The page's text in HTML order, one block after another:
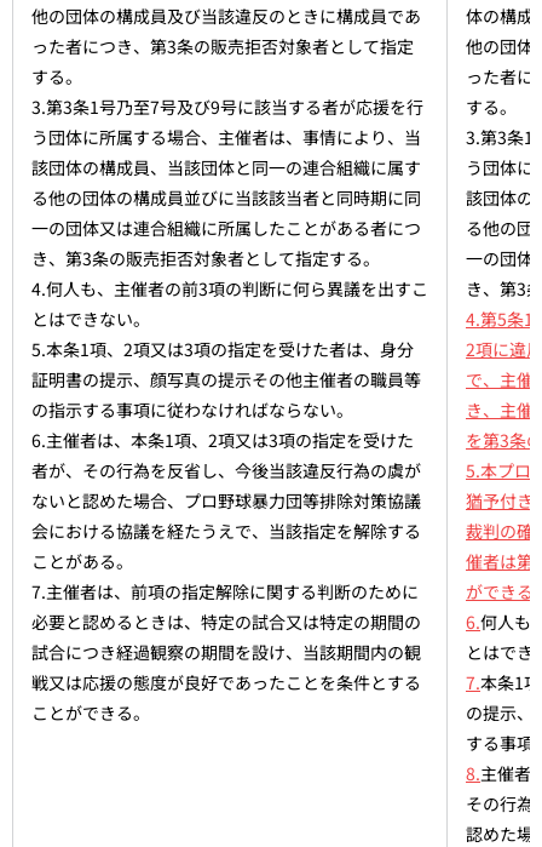
他の団体の構成員及び当該違反のときに構成員であ
った者につき、第3条の販売拒否対象者として指定
する。
3.第3条1号乃至7号及び9号に該当する者が応援を行
う団体に所属する場合、主催者は、事情により、当
該団体の構成員、当該団体と同一の連合組織に属す
る他の団体の構成員並びに当該該当者と同時期に同
一の団体又は連合組織に所属したことがある者につ
き、第3条の販売拒否対象者として指定する。
4.何人も、主催者の前3項の判断に何ら異議を出すこ
とはできない。
5.本条1項、2項又は3項の指定を受けた者は、身分
証明書の提示、顔写真の提示その他主催者の職員等
の指示する事項に従わなければならない。
6.主催者は、本条1項、2項又は3項の指定を受けた
者が、その行為を反省し、今後当該違反行為の虞が
ないと認めた場合、プロ野球暴力団等排除対策協議
会における協議を経たうえで、当該指定を解除する
ことがある。
7.主催者は、前項の指定解除に関する判断のために
必要と認めるときは、特定の試合又は特定の期間の
試合につき経過観察の期間を設け、当該期間内の観
戦又は応援の態度が良好であったことを条件とする
ことができる。
体の構成
他の団体
った者に
する。
3.第3条1
う団体に
該団体の
る他の団
一の団体
き、第3
4.第5条1
2項に違
で、主催
き、主催
を第3条
5.本プロ
猶予付き
裁判の確
催者は第
ができる
6.何人も
とはでき
7.本条1項
の提示、
する事項
8.主催者
その行為
認めた場